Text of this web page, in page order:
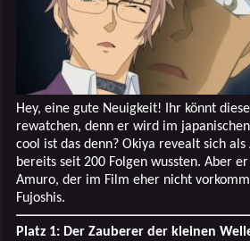
Hey, eine gute Neuigkeit! Ihr könnt
rewatchen, denn er wird im
cool ist das denn? Okiya revealt sich
bereits seit 200 Folgen wussten. Aber
Amuro, der im Film eher nicht
Fujoshis.
Platz 1: Der Zauberer der kleinen